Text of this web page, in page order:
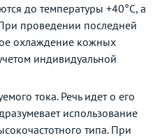
до температуры +40°C, а
проведении последней
охлаждение кожных
индивидуальной
тока. Речь идет о его
использование
типа. При